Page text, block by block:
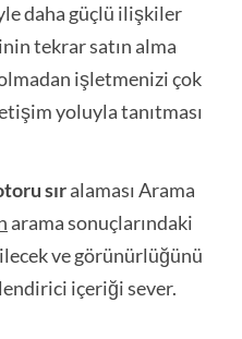
daha güçlü ilişkiler
tekrar satın alma
işletmenizi çok
yoluyla tanıtması
sıralaması Arama
arama sonuçlarındaki
ve görünürlüğünü
içeriği sever.